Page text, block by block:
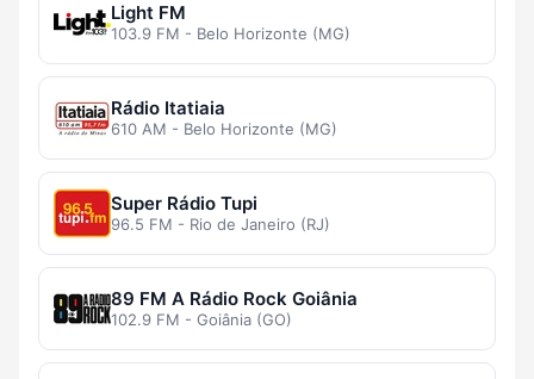
Light FM
103.9 FM - Belo Horizonte (MG)
Rádio Itatiaia
610 AM - Belo Horizonte (MG)
Super Rádio Tupi
96.5 FM - Rio de Janeiro (RJ)
89 FM A Rádio Rock Goiânia
102.9 FM - Goiânia (GO)